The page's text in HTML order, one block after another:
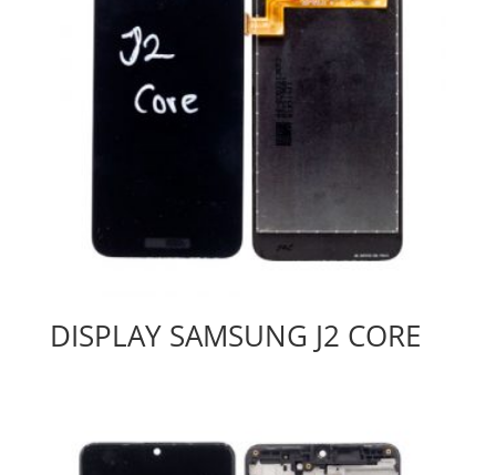
DISPLAY SAMSUNG J2 CORE